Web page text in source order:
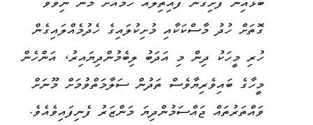
ގޮތަށް ހުދު މާސްކަކާއި މުށިކުލައިގެ ހެދުމެއްލައިގެން
ހުރި މީހަކު ދިން މި އަދަބު ލިބެމުންދިޔައިރު، އަންހެން
މީހާގެ ބައިވެރިޔާވެސް ތަދުން ސަލާމަތްވުމަށް މޫނަށް
ވައްތަރުތައް ޖައްސަމުންދިޔަ މަންޒަރު ފެނިފައިވެއެވެ.